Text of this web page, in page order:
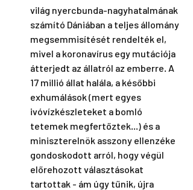
világ nyercbunda-nagyhatalmának
számító Dániában a teljes állomány
megsemmisítését rendelték el,
mivel a koronavírus egy mutációja
átterjedt az állatról az emberre. A
17 millió állat halála, a későbbi
exhumálások (mert egyes
ivóvízkészleteket a bomló
tetemek megfertőztek...) és a
miniszterelnök asszony ellenzéke
gondoskodott arról, hogy végül
előrehozott választásokat
tartottak - ám úgy tűnik, újra